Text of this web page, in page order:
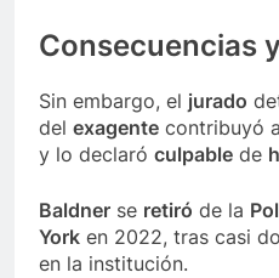
Consecuencias
Sin embargo, el jurado
del exagente contribuyó
y lo declaró culpable de
Baldner se retiró de la
York en 2022, tras casi
en la institución.